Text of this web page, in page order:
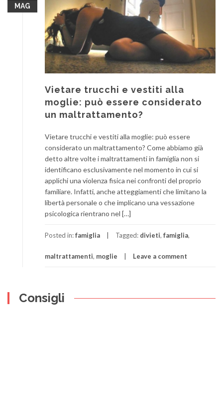
MAG
Vietare trucchi e vestiti alla
moglie: può essere considerato
un maltrattamento?
Vietare trucchi e vestiti alla moglie: può essere
considerato un maltrattamento? Come abbiamo già
detto altre volte i maltrattamenti in famiglia non si
identificano esclusivamente nel momento in cui si
applichi una violenza fisica nei confronti del proprio
familiare. Infatti, anche atteggiamenti che limitano la
libertà personale o che implicano una vessazione
psicologica rientrano nel […]
Posted in:famiglia Tagged: divieti, famiglia,
maltrattamenti, moglie Leave a comment
Consigli